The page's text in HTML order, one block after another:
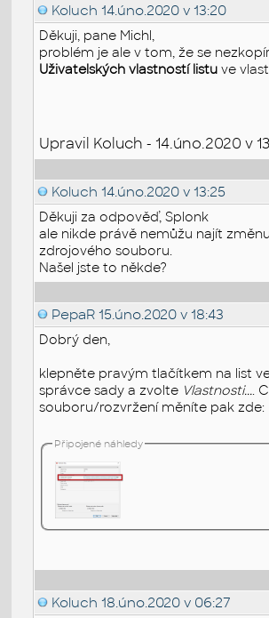
Koluch 14.úno.2020 v 13:20
Děkuji, pane Michl,
problém je ale v tom, že se
Uživatelských vlastností listuve
Upravil Koluch - 14.úno.2020 v
Koluch 14.úno.2020 v 13:25
Děkuji za odpověď, Splonk
ale nikde právě nemůžu najít
zdrojového souboru.
Našel jste to někde?
PepaR 15.úno.2020 v 18:43
Dobrý den,
klepněte pravým tlačítkem na list
správce sady a zvolte Vlastnosti....
souboru/rozvržení měníte pak zde:
Připojené náhledy
Koluch 18.úno.2020 v 06:27